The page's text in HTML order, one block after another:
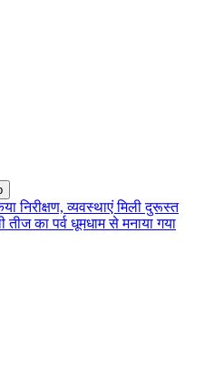
निरीक्षण, व्यवस्थाएं मिली दुरूस्त
तीज का पर्व धूमधाम से मनाया गया